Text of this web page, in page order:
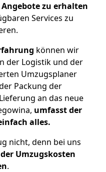
Angebote zu erhalten
Services zu
können wir
der Logistik und der
Umzugsplaner
Packung der
an das neue
umfasst der
alles.
nicht, denn bei uns
der Umzugskosten
.